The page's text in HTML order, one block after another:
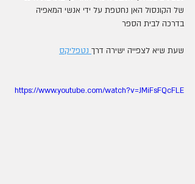
של הקונסול האן נחטפת על ידי אנשי המאפיה
בדרכה לבית הספר
שעת שיא לצפייה ישירה דרך נטפליקס
https://www.youtube.com/watch?v=JMiFsFQcFLE